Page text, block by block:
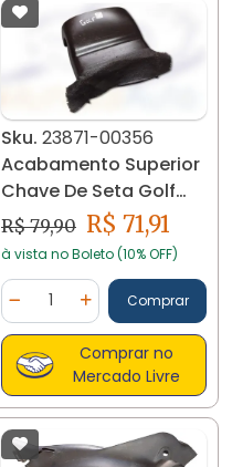
Sku. 23871-00356
Acabamento Superior
Chave De Seta Golf
1999 A 2006 23871
R$ 79,90 R$ 71,91
à vista no Boleto (10% OFF)
Diminuir Quantidade
Quantidade
AdicionarComprar
Comprar no
Mercado Livre